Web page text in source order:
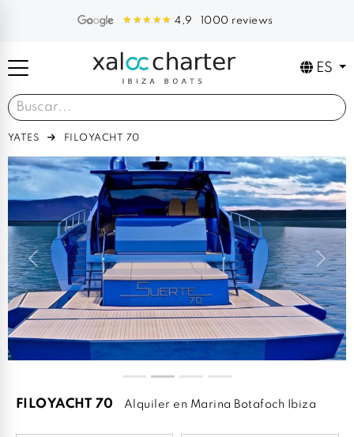
4,9 1000 reviews
ES
YATES FILOYACHT 70
Previous Next
FILOYACHT 70 Alquiler en Marina Botafoch Ibiza